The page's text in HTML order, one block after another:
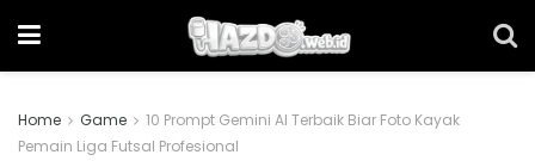
Home Game
10 Prompt Gemini AI Terbaik Biar Foto Kayak
Pemain Liga Futsal Profesional